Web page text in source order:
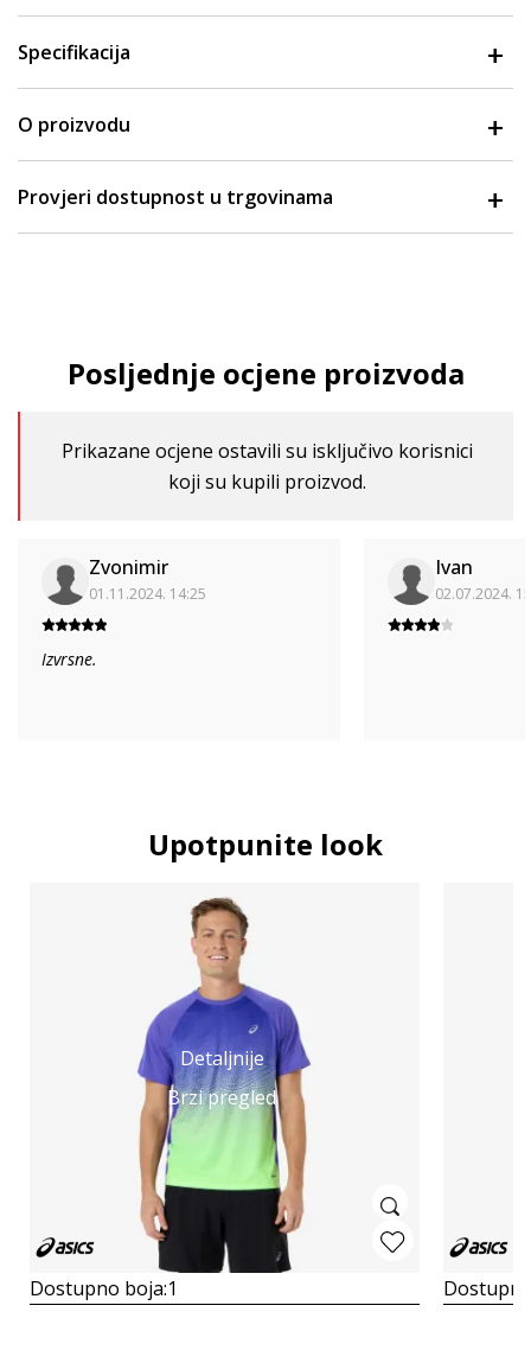
Specifikacija
O proizvodu
Provjeri dostupnost u trgovinama
Posljednje ocjene proizvoda
Prikazane ocjene ostavili su isključivo korisnici
koji su kupili proizvod.
Zvonimir
01.11.2024. 14:25
Izvrsne.
Ivan
02.07.2024.
Upotpunite look
Detaljnije
Brzi pregled
Dostupno boja:1